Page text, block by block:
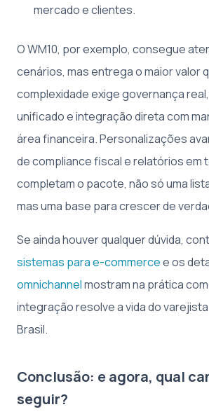
mercado e clientes.
O WM10, por exemplo, consegue
cenários, mas entrega o maior valor
complexidade exige governança
unificado e integração direta com
área financeira. Personalizações
de compliance fiscal e relatórios em
completam o pacote, não só uma
mas uma base para crescer de
Se ainda houver qualquer dúvida,
sistemas para e-commercee os
omnichannelmostram na prática
integração resolve a vida do
Brasil.
Conclusão: e agora, qual
seguir?